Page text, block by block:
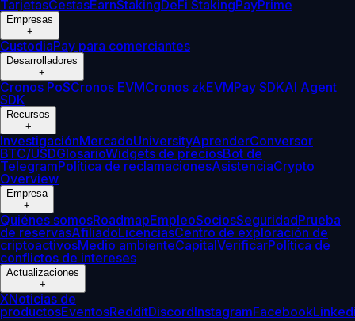
TarjetasCestasEarnStakingDeFi StakingPayPrime
Empresas
+
CustodiaPay para comerciantes
Desarrolladores
+
Cronos PoSCronos EVMCronos zkEVMPay SDKAI Agent
SDK
Recursos
+
InvestigaciónMercadoUniversityAprenderConversor
BTC/USDGlosarioWidgets de preciosBot de
TelegramPolítica de reclamacionesAsistenciaCrypto
Overview
Empresa
+
Quiénes somosRoadmapEmpleoSociosSeguridadPrueba
de reservasAfiliadoLicenciasCentro de exploración de
criptoactivosMedio ambienteCapitalVerificarPolítica de
conflictos de intereses
Actualizaciones
+
XNoticias de
productosEventosRedditDiscordInstagramFacebook